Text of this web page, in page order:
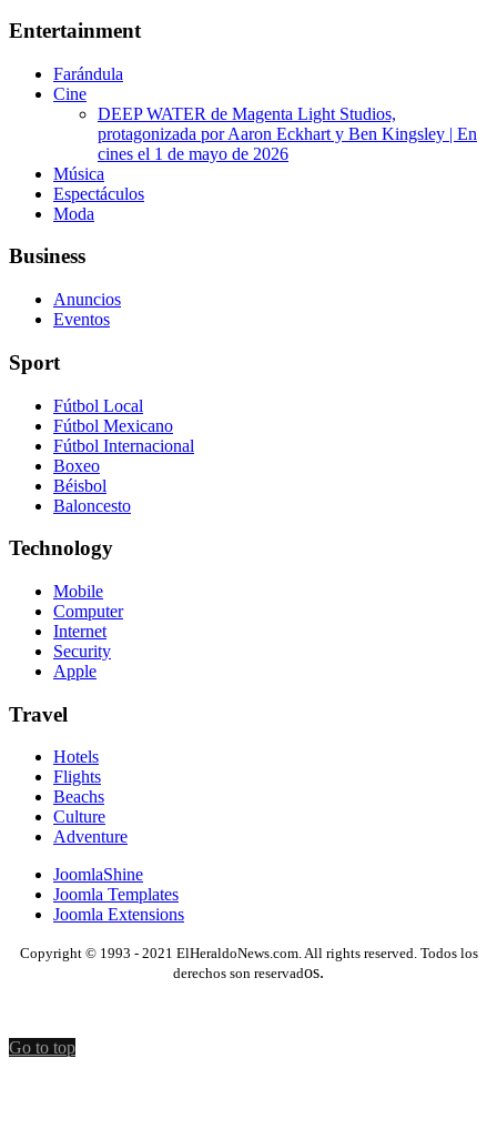
Entertainment
Farándula
Cine
DEEP WATER de Magenta Light Studios,
protagonizada por Aaron Eckhart y Ben Kingsley | En
cines el 1 de mayo de 2026
Música
Espectáculos
Moda
Business
Anuncios
Eventos
Sport
Fútbol Local
Fútbol Mexicano
Fútbol Internacional
Boxeo
Béisbol
Baloncesto
Technology
Mobile
Computer
Internet
Security
Apple
Travel
Hotels
Flights
Beachs
Culture
Adventure
JoomlaShine
Joomla Templates
Joomla Extensions
Copyright © 1993 - 2021 ElHeraldoNews.com. All rights reserved. Todos los
derechos son reservados.
Go to top